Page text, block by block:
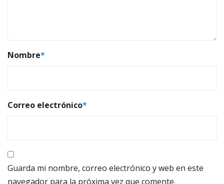
Nombre*
Correo electrónico*
Guarda mi nombre, correo electrónico y web en este
navegador para la próxima vez que comente.